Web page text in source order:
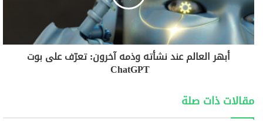
أبهر العالم عند نشأته وذمه آخرون: تعرّف على بوت
ChatGPT
مقالات ذات صلة